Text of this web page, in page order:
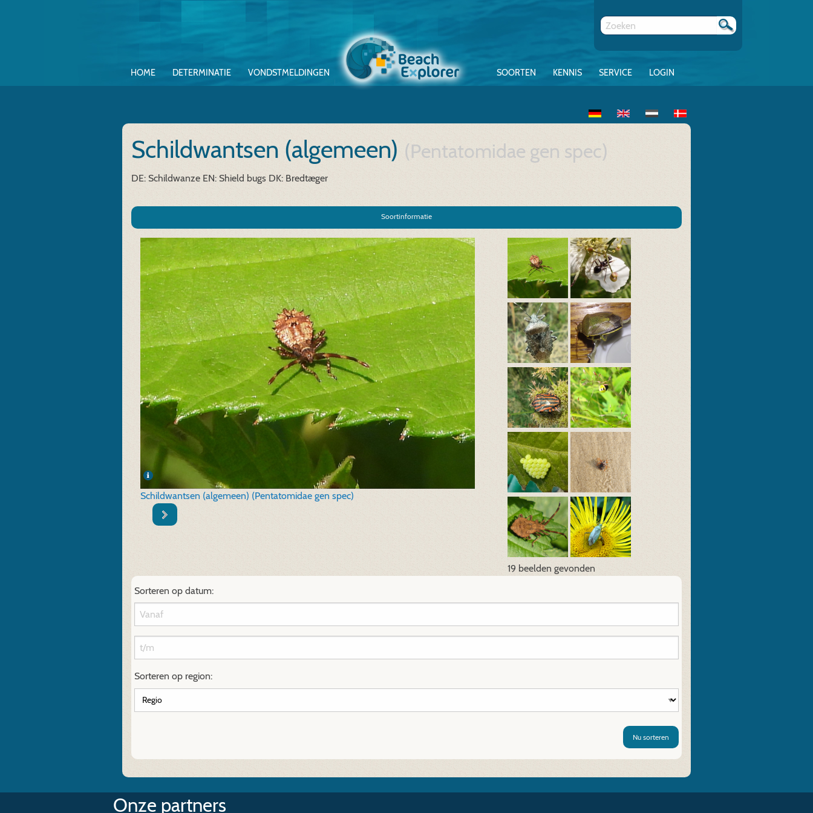
HOME DETERMINATIE VONDSTMELDINGEN SOORTEN KENNIS SERVICE LOGIN
Schildwantsen (algemeen) (Pentatomidae gen spec)
DE: Schildwanze EN: Shield bugs DK: Bredtæger
Soortinformatie
Schildwantsen (algemeen) (Pentatomidae gen spec)
19 beelden gevonden
Sorteren op datum:
Sorteren op region:
Nu sorteren
Onze partners